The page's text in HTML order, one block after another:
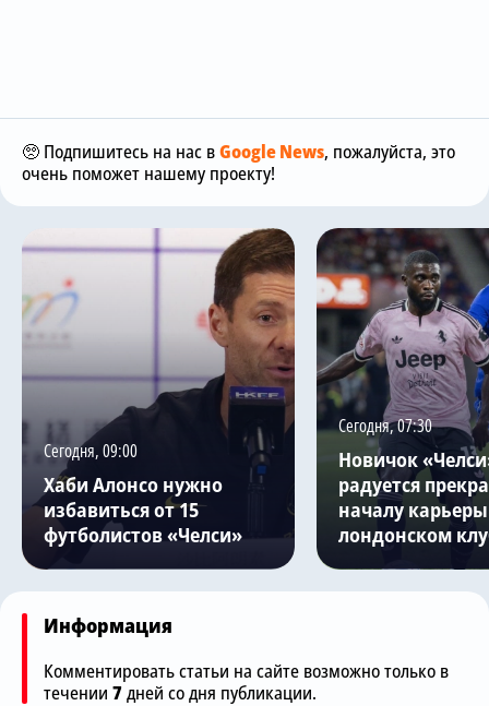
🥺 Подпишитесь на нас вGoogle News, пожалуйста, это
очень поможет нашему проекту!
Сегодня, 09:00
Хаби Алонсо нужно
избавиться от 15
футболистов «Челси»
Сегодня, 07:30
Новичок
радуется
началу
лондонском
Информация
Комментировать статьи на сайте возможно только в
течении 7дней со дня публикации.